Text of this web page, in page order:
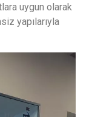
uygun olarak
yapılarıyla